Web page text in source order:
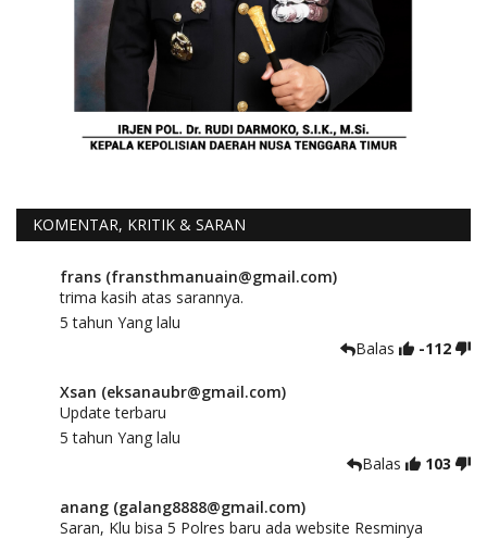
KOMENTAR, KRITIK & SARAN
frans (fransthmanuain@gmail.com)
trima kasih atas sarannya.
5 tahun Yang lalu
Balas
-112
Xsan (eksanaubr@gmail.com)
Update terbaru
5 tahun Yang lalu
Balas
103
anang (galang8888@gmail.com)
Saran, Klu bisa 5 Polres baru ada website Resminya